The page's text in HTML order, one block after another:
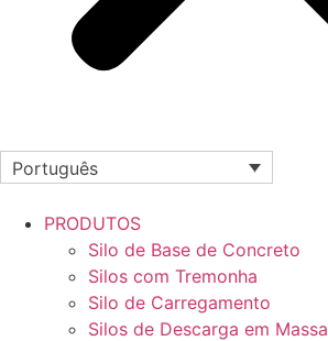
Português
PRODUTOS
Silo de Base de Concreto
Silos com Tremonha
Silo de Carregamento
Silos de Descarga em Massa